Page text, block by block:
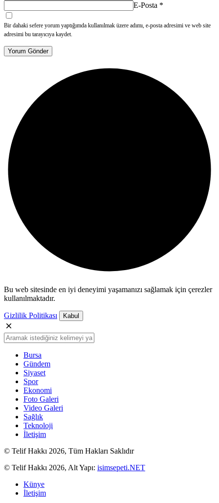
E-Posta *
Bir dahaki sefere yorum yaptığımda kullanılmak üzere adımı, e-posta adresimi ve web site
adresimi bu tarayıcıya kaydet.
Yorum Gönder
Bu web sitesinde en iyi deneyimi yaşamanızı sağlamak için çerezler
kullanılmaktadır.
Gizlilik Politikası Kabul
Bursa
Gündem
Siyaset
Spor
Ekonomi
Foto Galeri
Video Galeri
Sağlık
Teknoloji
İletişim
© Telif Hakkı 2026, Tüm Hakları Saklıdır
© Telif Hakkı 2026, Alt Yapı: isimsepeti.NET
Künye
İletişim